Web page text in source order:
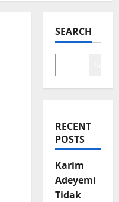
SEARCH
RECENT
POSTS
Karim
Adeyemi
Tidak